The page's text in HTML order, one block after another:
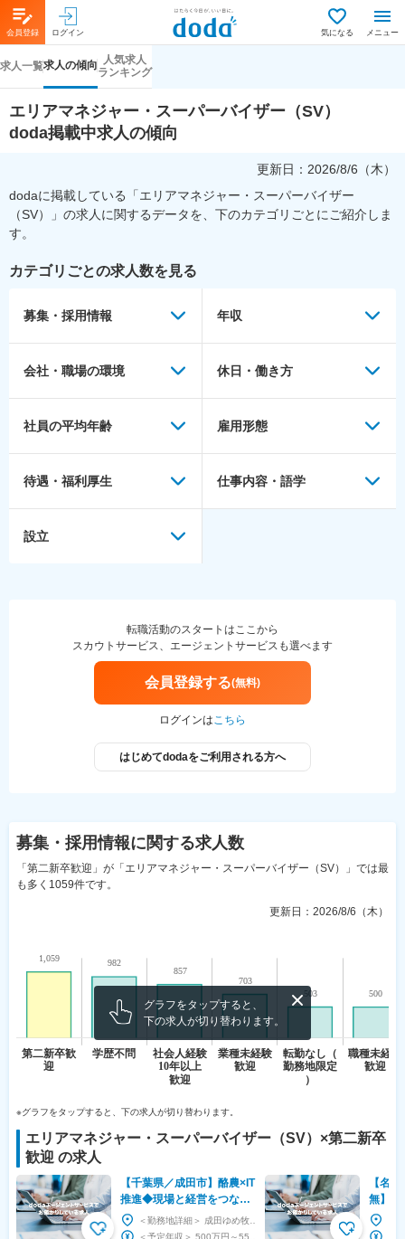
会員登録 ログイン 気になる メニュー
求人一覧求人の傾向 人気求人
ランキング
エリアマネジャー・スーパーバイザー（SV）
doda掲載中求人の傾向
更新日： 2026/8/6（木）
dodaに掲載している「エリアマネジャー・スーパーバイザー
（SV）
」の求人に関するデータを、下のカテゴリごとにご紹介しま
す。
カテゴリごとの求人数を見る
募集・採用情報 年収
会社・職場の環境 休日・働き方
社員の平均年齢 雇用形態
待遇・福利厚生 仕事内容・語学
設立
転職活動のスタートはここから
スカウトサービス、エージェントサービスも選べます
会員登録する(無料)
ログインはこちら
はじめてdodaをご利用される方へ
募集・採用情報に関する求人数
「第二新卒歓迎」が「エリアマネジャー・スーパーバイザー（SV）」では最
も多く1059件です。
更新日： 2026/8/6（木）
グラフをタップすると、
下の求人が切り替わります。
※グラフをタップすると、下の求人が切り替わります。
エリアマネジャー・スーパーバイザー（SV） ×第二新卒
歓迎 の求人
【千葉県／成田市】酪農×IT
推進◆現場と経営をつなぐ
事業運営マネージャー／次
期部長候補
【名
無】未
◆